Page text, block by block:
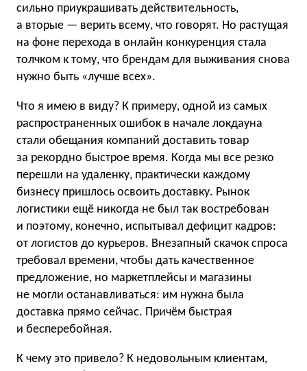
сильно приукрашивать действительность,
а вторые — верить всему, что говорят. Но растущая
на фоне перехода в онлайн конкуренция стала
толчком к тому, что брендам для выживания снова
нужно быть «лучше всех».
Что я имею в виду? К примеру, одной из самых
распространенных ошибок в начале локдауна
стали обещания компаний доставить товар
за рекордно быстрое время. Когда мы все резко
перешли на удаленку, практически каждому
бизнесу пришлось освоить доставку. Рынок
логистики ещё никогда не был так востребован
и поэтому, конечно, испытывал дефицит кадров:
от логистов до курьеров. Внезапный скачок спроса
требовал времени, чтобы дать качественное
предложение, но маркетплейсы и магазины
не могли останавливаться: им нужна была
доставка прямо сейчас. Причём быстрая
и бесперебойная.
К чему это привело? К недовольным клиентам,